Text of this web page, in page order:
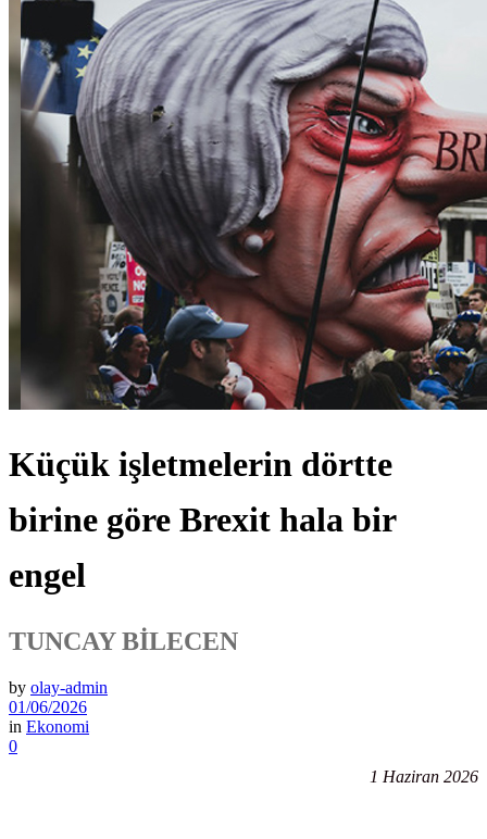
Küçük işletmelerin dörtte
birine göre Brexit hala bir
engel
TUNCAY BİLECEN
by olay-admin
01/06/2026
in Ekonomi
0
1 Haziran 2026